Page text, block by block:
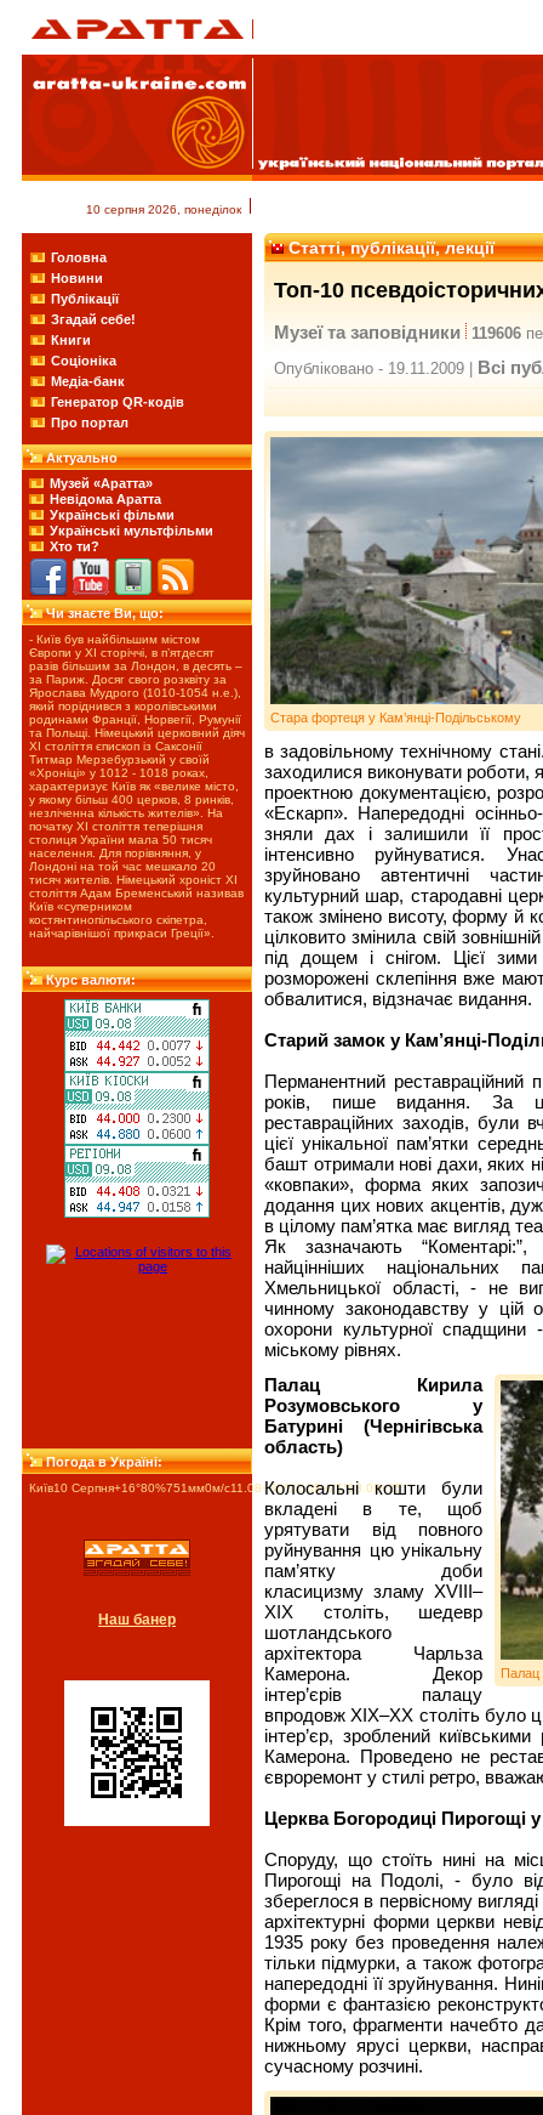
10 серпня 2026, понеділок
Головна
Новини
Публікації
Згадай себе!
Книги
Соціоніка
Медіа-банк
Генератор QR-кодів
Про портал
Актуально
Музей «Аратта»
Невідома Аратта
Українські фільми
Українські мультфільми
Хто ти?
Чи знаєте Ви, що:
- Київ був найбільшим містом
Європи у ХІ сторіччі, в п’ятдесят
разів більшим за Лондон, в десять –
за Париж. Досяг свого розквіту за
Ярослава Мудрого (1010-1054 н.е.),
який поріднився з королівськими
родинами Франції, Норвегії, Румунії
та Польщі. Німецький церковний діяч
XІ століття єпископ із Саксонії
Титмар Мерзебурзький у своїй
«Хроніці» у 1012 - 1018 роках,
характеризує Київ як «велике місто,
у якому більш 400 церков, 8 ринків,
незліченна кількість жителів». На
початку ХІ століття теперішня
столиця України мала 50 тисяч
населення. Для порівняння, у
Лондоні на той час мешкало 20
тисяч жителів. Німецький хроніст XІ
століття Адам Бременський називав
Київ «суперником
костянтинопільського скіпетра,
найчарівнішої прикраси Греції».
Курс валюти:
Погода в Україні:
Київ10 Серпня+16°80%751мм0м/c11.08+30°12.08+25°13.08+25°
Наш банер
Статті, публікації, лекції
Топ-10
Музеї та заповідники 119606
Опубліковано - 19.11.2009 | Всі
Стара фортеця у Кам’янці-Подільському
в задовільному технічному
заходилися виконувати роботи,
проектною документацією,
«Ескарп». Напередодні
зняли дах і залишили її
інтенсивно руйнуватися.
зруйновано автентичні
культурний шар, стародавні
також змінено висоту, форму й
цілковито змінила свій
під дощем і снігом. Цієї
розморожені склепіння вже
обвалитися, відзначає видання.
Старий замок у Кам’янці-
Перманентний реставраційний
років, пише видання. За
реставраційних заходів, були
цієї унікальної пам’ятки
башт отримали нові дахи, яких
«ковпаки», форма яких
додання цих нових акцентів,
в цілому пам’ятка має вигляд
Як зазначають
найцінніших національних
Хмельницької області, - не
чинному законодавству у цій
охорони культурної
міському рівнях.
Палац
Палац Кирила
Розумовського у
Батурині (Чернігівська
область)
Колосальні кошти були
вкладені в те, щоб
урятувати від повного
руйнування цю унікальну
пам’ятку доби
класицизму зламу XVIІІ–
ХІХ століть, шедевр
шотландського
архітектора Чарльза
Камерона. Декор
інтер’єрів палацу
впродовж ХІХ–ХХ століть було
інтер’єр, зроблений
Камерона. Проведено не
євроремонт у стилі ретро,
Церква Богородиці Пирогощі у
Споруду, що стоїть нині на
Пирогощі на Подолі, - було
збереглося в первісному
архітектурні форми церкви
1935 року без проведення
тільки підмурки, а також
напередодні її зруйнування.
форми є фантазією
Крім того, фрагменти начебто
нижньому ярусі церкви,
сучасному розчині.